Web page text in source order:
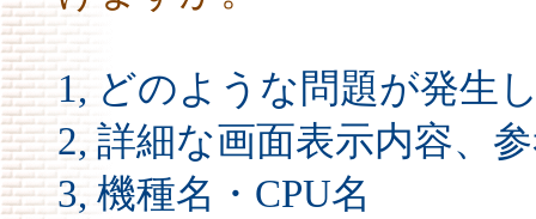
1, どのような問題が発生
2, 詳細な画面表示内容、
3, 機種名・CPU名